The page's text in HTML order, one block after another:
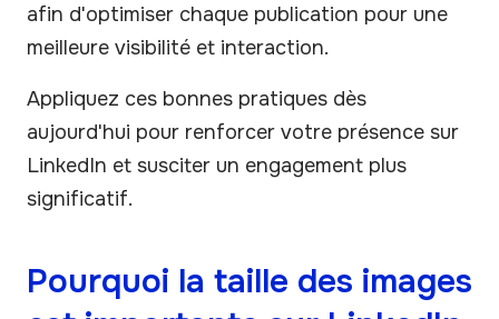
afin d'optimiser chaque publication pour une
meilleure visibilité et interaction.
Appliquez ces bonnes pratiques dès
aujourd'hui pour renforcer votre présence sur
LinkedIn et susciter un engagement plus
significatif.
Pourquoi la taille des images